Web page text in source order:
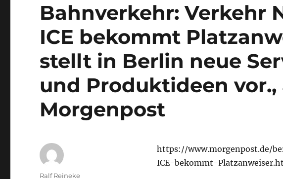
Bahnverkehr: Verkehr
ICE bekommt
stellt in Berlin neue
und Produktideen vor.,
Morgenpost
https://www.morgenpost.de/
ICE-bekommt-
Autor
Ralf Reineke